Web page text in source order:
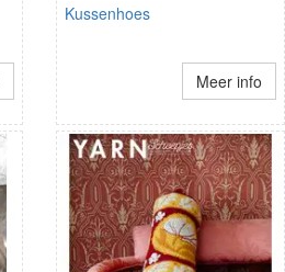
Kussenhoes
Meer info